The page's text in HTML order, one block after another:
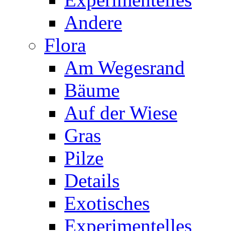
Andere
Flora
Am Wegesrand
Bäume
Auf der Wiese
Gras
Pilze
Details
Exotisches
Experimentelles